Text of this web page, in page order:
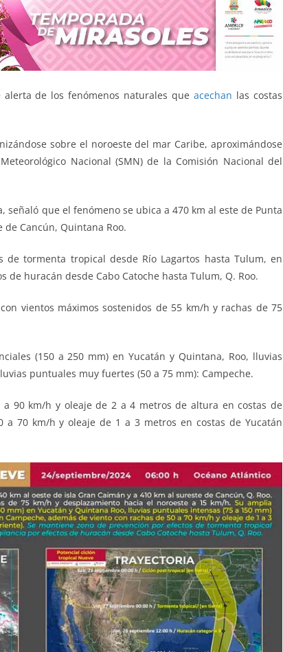
alerta de los fenómenos naturales queacechan las costas
sobre el noroeste del mar Caribe, aproximándose
Nacional (SMN) de la Comisión Nacional del
que el fenómeno se ubica a 470 km al este de Punta
de Cancún, Quintana Roo.
tormenta tropical desde Río Lagartos hasta Tulum, en
de huracán desde Cabo Catoche hasta Tulum, Q. Roo.
vientos máximos sostenidos de 55 km/h y rachas de 75
(150 a 250 mm) en Yucatán y Quintana, Roo, lluvias
puntuales muy fuertes (50 a 75 mm): Campeche.
90 km/h y oleaje de 2 a 4 metros de altura en costas de
a 70 km/h y oleaje de 1 a 3 metros en costas de Yucatán